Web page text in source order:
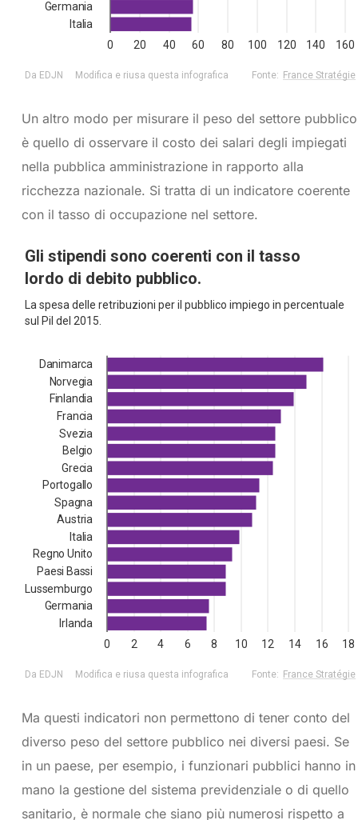
Un altro modo per misurare il peso del settore pubblico
è quello di osservare il costo dei salari degli impiegati
nella pubblica amministrazione in rapporto alla
ricchezza nazionale. Si tratta di un indicatore coerente
con il tasso di occupazione nel settore.
Ma questi indicatori non permettono di tener conto del
diverso peso del settore pubblico nei diversi paesi. Se
in un paese, per esempio, i funzionari pubblici hanno in
mano la gestione del sistema previdenziale o di quello
sanitario, è normale che siano più numerosi rispetto a